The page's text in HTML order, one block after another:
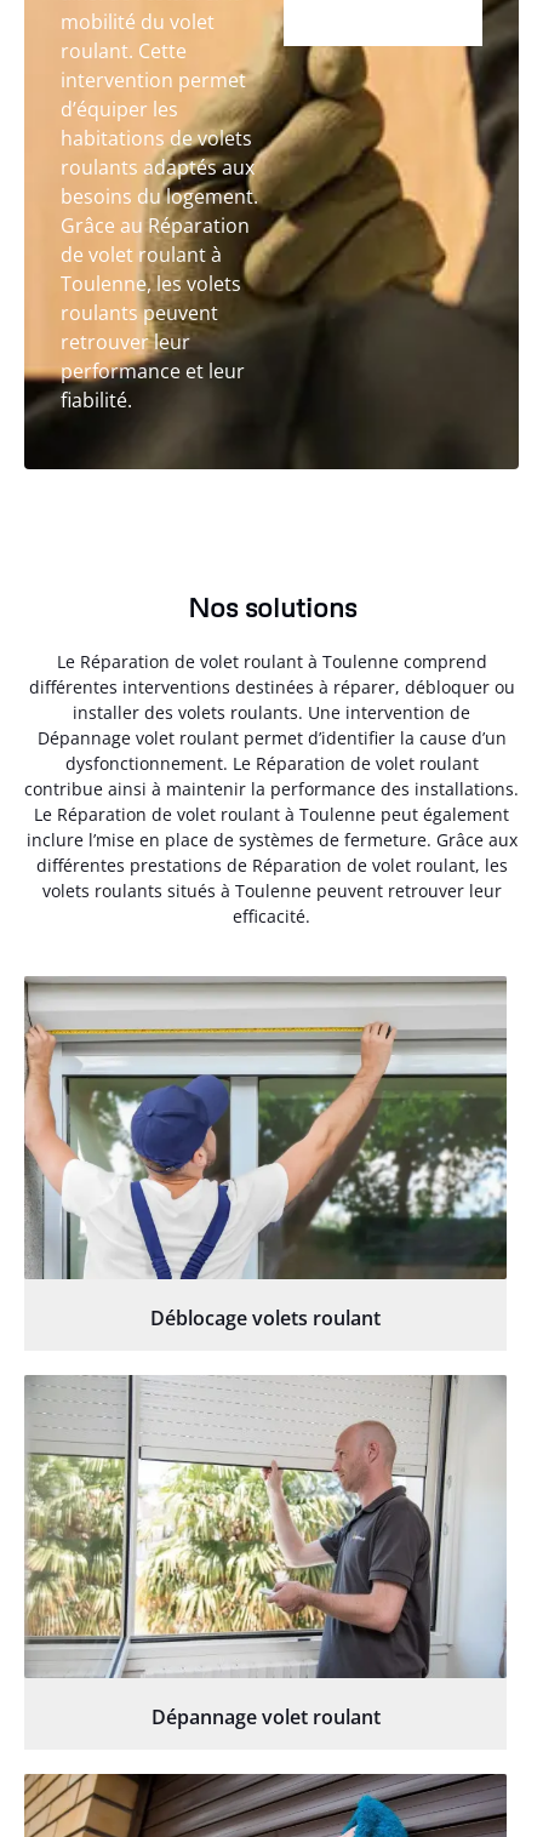
mobilité du volet
roulant. Cette
intervention permet
d’équiper les
habitations de volets
roulants adaptés aux
besoins du logement.
Grâce au Réparation
de volet roulant à
Toulenne, les volets
roulants peuvent
retrouver leur
performance et leur
fiabilité.
Nos solutions
Le Réparation de volet roulant à Toulenne comprend
différentes interventions destinées à réparer, débloquer ou
installer des volets roulants. Une intervention de
Dépannage volet roulant permet d’identifier la cause d’un
dysfonctionnement. Le Réparation de volet roulant
contribue ainsi à maintenir la performance des installations.
Le Réparation de volet roulant à Toulenne peut également
inclure l’mise en place de systèmes de fermeture. Grâce aux
différentes prestations de Réparation de volet roulant, les
volets roulants situés à Toulenne peuvent retrouver leur
efficacité.
Déblocage volets roulant
Dépannage volet roulant